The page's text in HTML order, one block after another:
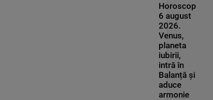
Horoscop
6 august
2026.
Venus,
planeta
iubirii,
intră în
Balanță și
aduce
armonie